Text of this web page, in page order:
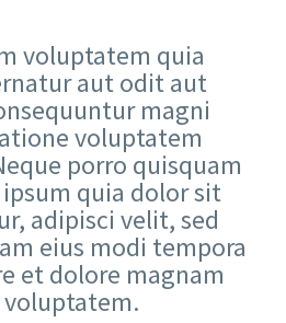
voluptatem quia
aut odit aut
magni
voluptatem
porro quisquam
quia dolor sit
adipisci velit, sed
eius modi tempora
et dolore magnam